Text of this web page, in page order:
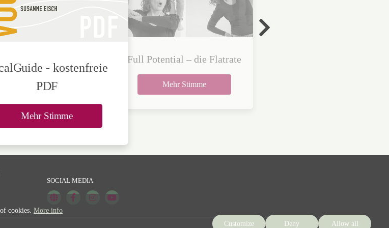
- kostenfreie
PDF
Mehr Stimme
Full Potential – die Flatrate
Mehr Stimme
SOCIAL MEDIA
cookies. More info
Customize Deny Allow all